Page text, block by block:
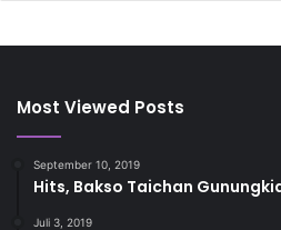
Most Viewed Posts
September 10, 2019
Hits, Bakso Taichan
Juli 3, 2019